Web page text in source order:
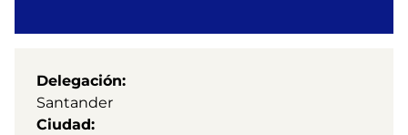
Delegación
Santander
Ciudad